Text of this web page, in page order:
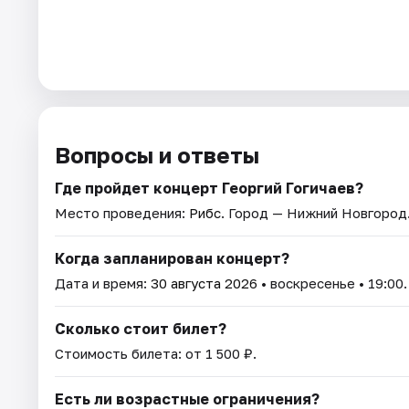
Вопросы и ответы
Где пройдет концерт Георгий Гогичаев?
Место проведения: Рибс. Город — Нижний
Когда запланирован концерт?
Дата и время: 30 августа 2026 • воскресенье • 19:00.
Сколько стоит билет?
Стоимость билета: от 1 500 ₽.
Есть ли возрастные ограничения?